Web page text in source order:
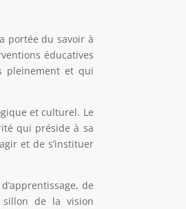
portée du savoir à
éducatives
pleinement et qui
et culturel. Le
qui préside à sa
et de s’instituer
de
sillon de la vision